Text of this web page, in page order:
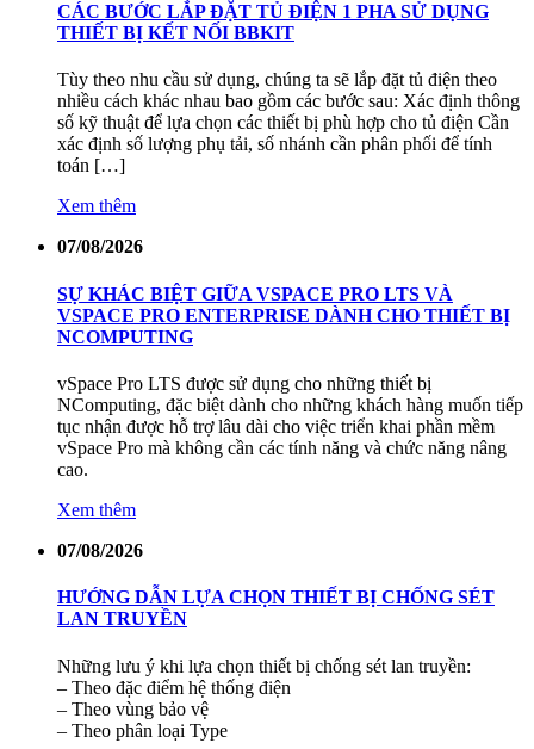
CÁC BƯỚC LẮP ĐẶT TỦ ĐIỆN 1 PHA SỬ DỤNG
THIẾT BỊ KẾT NỐI BBKIT
Tùy theo nhu cầu sử dụng, chúng ta sẽ lắp đặt tủ điện theo
nhiều cách khác nhau bao gồm các bước sau: Xác định thông
số kỹ thuật để lựa chọn các thiết bị phù hợp cho tủ điện Cần
xác định số lượng phụ tải, số nhánh cần phân phối để tính
toán […]
Xem thêm
07/08/2026
SỰ KHÁC BIỆT GIỮA VSPACE PRO LTS VÀ
VSPACE PRO ENTERPRISE DÀNH CHO THIẾT BỊ
NCOMPUTING
vSpace Pro LTS được sử dụng cho những thiết bị
NComputing, đặc biệt dành cho những khách hàng muốn tiếp
tục nhận được hỗ trợ lâu dài cho việc triển khai phần mềm
vSpace Pro mà không cần các tính năng và chức năng nâng
cao.
Xem thêm
07/08/2026
HƯỚNG DẪN LỰA CHỌN THIẾT BỊ CHỐNG SÉT
LAN TRUYỀN
Những lưu ý khi lựa chọn thiết bị chống sét lan truyền:
– Theo đặc điểm hệ thống điện
– Theo vùng bảo vệ
– Theo phân loại Type